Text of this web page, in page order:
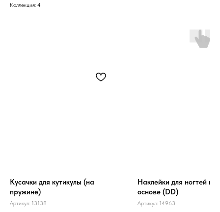
Коллекция: 4
Кусачки для кутикулы (на
пружине)
Артикул: 13138
Наклейки для ногтей на
основе (DD)
Артикул: 14963